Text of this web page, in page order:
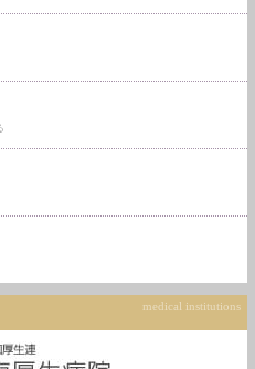
medical institutions